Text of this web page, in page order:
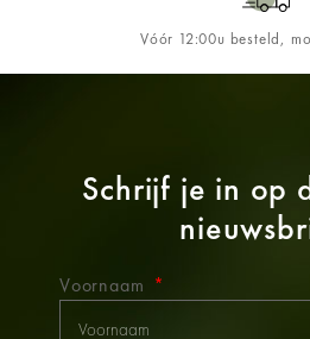
Vóór 12:00u besteld,
Schrijf je in op
Voornaam